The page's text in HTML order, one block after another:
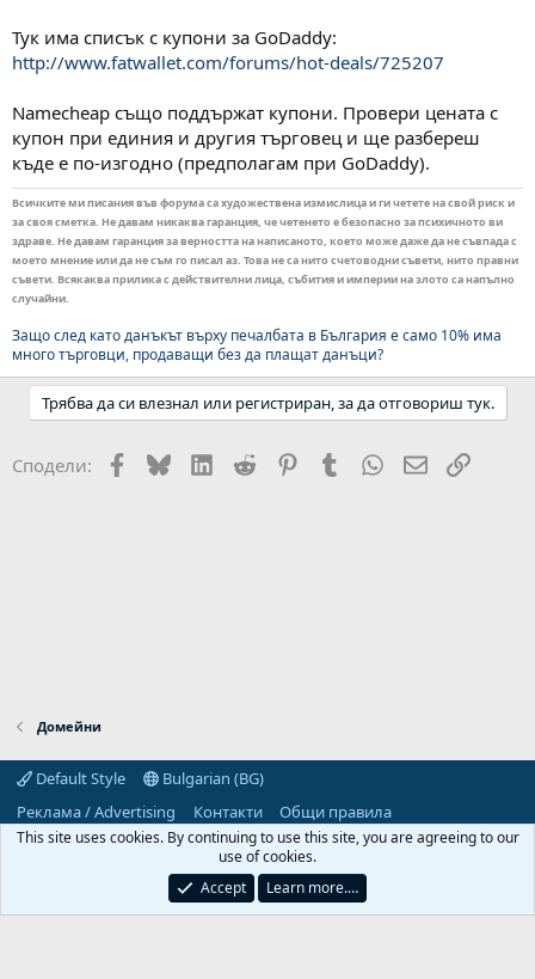
Тук има списък с купони за GoDaddy:
http://www.fatwallet.com/forums/hot-deals/725207
Namecheap също поддържат купони. Провери цената с
купон при единия и другия търговец и ще разбереш
къде е по-изгодно (предполагам при GoDaddy).
Всичките ми писания във форума са художествена измислица и ги четете на свой риск и
за своя сметка. Не давам никаква гаранция, че четенето е безопасно за психичното ви
здраве. Не давам гаранция за верността на написаното, което може даже да не съвпада с
моето мнение или да не съм го писал аз. Това не са нито счетоводни съвети, нито правни
съвети. Всякаква прилика с действителни лица, събития и империи на злото са напълно
случайни.
Защо след като данъкът върху печалбата в България е само 10% има
много търговци, продаващи без да плащат данъци?
Трябва да си влезнал или регистриран, за да отговориш тук.
Сподели: Facebook
BlueskyLinkedIn
Reddit PinterestTumblr WhatsApp
EmailLink
Домейни
Default Style
Bulgarian (BG)
Реклама / Advertising
Контакти
Общи правила
Декларация за поверителност
Помощ Начало
R
S
Predpriemach.com © 2006-2026. Hosting by:
This site uses cookies. By continuing to use this site, you are agreeing to our
use of cookies.
Accept
Learn more.…